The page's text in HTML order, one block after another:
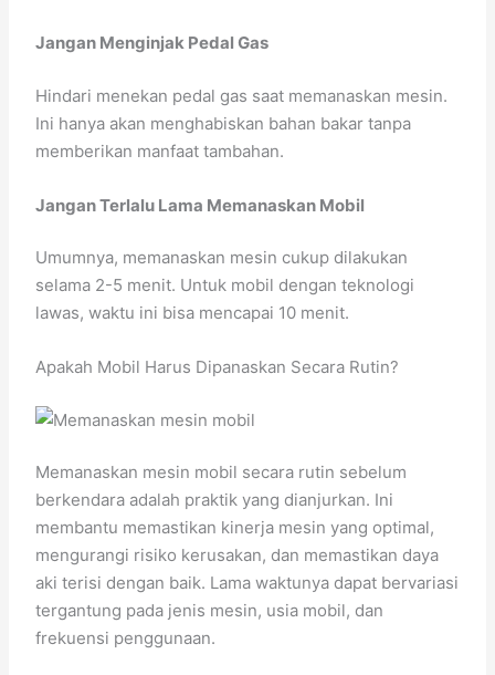
Jangan Menginjak Pedal Gas
Hindari menekan pedal gas saat memanaskan mesin.
Ini hanya akan menghabiskan bahan bakar tanpa
memberikan manfaat tambahan.
Jangan Terlalu Lama Memanaskan Mobil
Umumnya, memanaskan mesin cukup dilakukan
selama 2-5 menit. Untuk mobil dengan teknologi
lawas, waktu ini bisa mencapai 10 menit.
Apakah Mobil Harus Dipanaskan Secara Rutin?
Memanaskan mesin mobil secara rutin sebelum
berkendara adalah praktik yang dianjurkan. Ini
membantu memastikan kinerja mesin yang optimal,
mengurangi risiko kerusakan, dan memastikan daya
aki terisi dengan baik. Lama waktunya dapat bervariasi
tergantung pada jenis mesin, usia mobil, dan
frekuensi penggunaan.